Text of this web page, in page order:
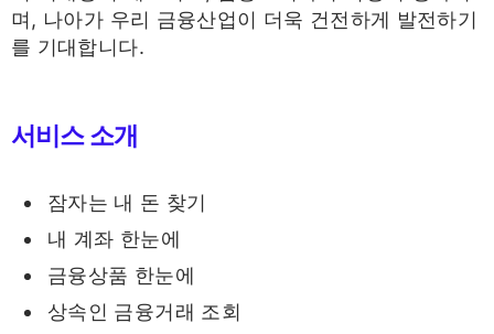
며, 나아가 우리 금융산업이 더욱 건전하게 발전하기
를 기대합니다.
서비스 소개
잠자는 내 돈 찾기
내 계좌 한눈에
금융상품 한눈에
상속인 금융거래 조회